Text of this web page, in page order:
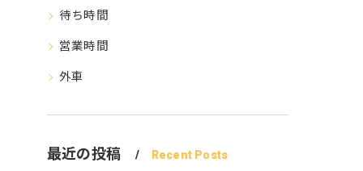
待ち時間
営業時間
外車
最近の投稿 Recent Posts